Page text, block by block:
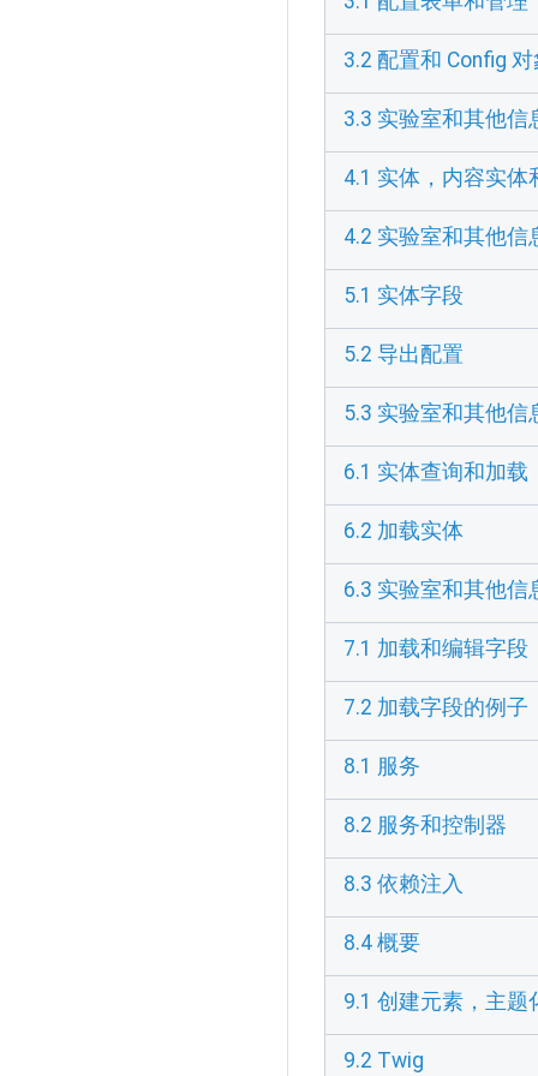
3.2 配置和 Config
3.3 实验室和其他信
4.1 实体，内容实体
4.2 实验室和其他信
5.1 实体字段
5.2 导出配置
5.3 实验室和其他信
6.1 实体查询和加载
6.2 加载实体
6.3 实验室和其他信
7.1 加载和编辑字段
7.2 加载字段的例子
8.1 服务
8.2 服务和控制器
8.3 依赖注入
8.4 概要
9.1 创建元素，主
9.2 Twig